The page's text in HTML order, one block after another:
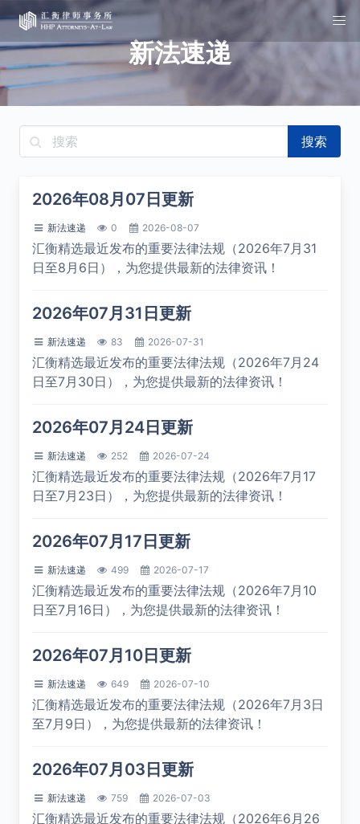
新法速递
搜索
2026年08月07日更新
新法速递 0 2026-08-07
汇衡精选最近发布的重要法律法规（2026年7月31
日至8月6日），为您提供最新的法律资讯！
2026年07月31日更新
新法速递 83 2026-07-31
汇衡精选最近发布的重要法律法规（2026年7月24
日至7月30日），为您提供最新的法律资讯！
2026年07月24日更新
新法速递 252 2026-07-24
汇衡精选最近发布的重要法律法规（2026年7月17
日至7月23日），为您提供最新的法律资讯！
2026年07月17日更新
新法速递 499 2026-07-17
汇衡精选最近发布的重要法律法规（2026年7月10
日至7月16日），为您提供最新的法律资讯！
2026年07月10日更新
新法速递 649 2026-07-10
汇衡精选最近发布的重要法律法规（2026年7月3日
至7月9日），为您提供最新的法律资讯！
2026年07月03日更新
新法速递 759 2026-07-03
汇衡精选最近发布的重要法律法规（2026年6月26